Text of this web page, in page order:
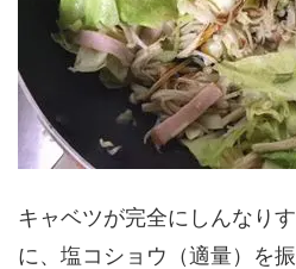
キャベツが完全にしんなり
に、塩コショウ（適量）を